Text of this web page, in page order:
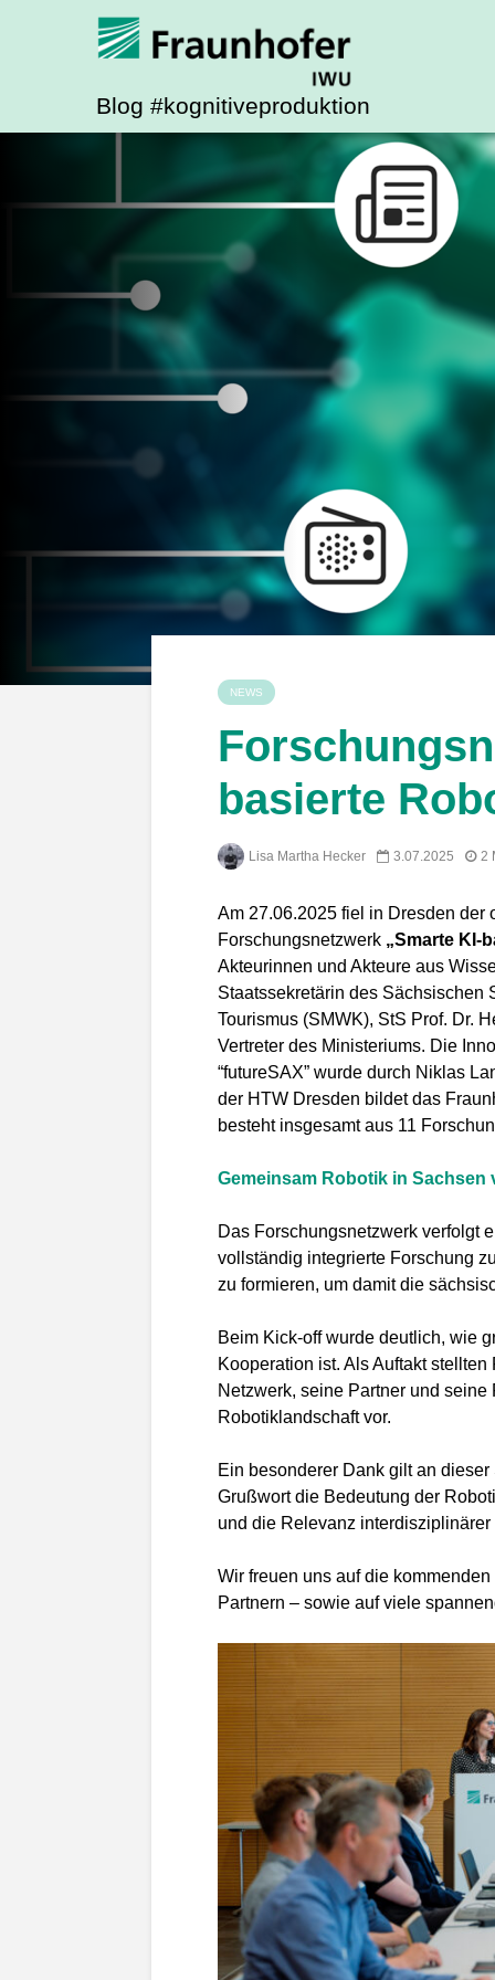
Blog #kognitiveproduktion
NEWS
basierte
Lisa Martha Hecker 3.07.2025 2
Am 27.06.2025 fiel in Dresden der
Forschungsnetzwerk „Smarte KI-
Akteurinnen und Akteure aus
Staatssekretärin des Sächsischen
Tourismus (SMWK), StS Prof. Dr.
Vertreter des Ministeriums. Die
“futureSAX” wurde durch Niklas
der HTW Dresden bildet das
besteht insgesamt aus 11
Gemeinsam Robotik in
Das Forschungsnetzwerk verfolgt
vollständig integrierte Forschung
zu formieren, um damit die
Beim Kick-off wurde deutlich, wie
Kooperation ist. Als Auftakt
Netzwerk, seine Partner und
Robotiklandschaft vor.
Ein besonderer Dank gilt an
Grußwort die Bedeutung der
und die Relevanz
Wir freuen uns auf die
Partnern – sowie auf viele